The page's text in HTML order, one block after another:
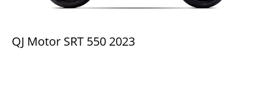
QJ Motor SRT 550 2023